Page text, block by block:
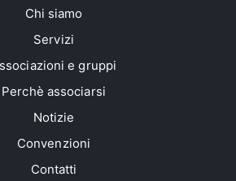
Chi siamo
Servizi
e gruppi
Perchè associarsi
Notizie
Convenzioni
Contatti